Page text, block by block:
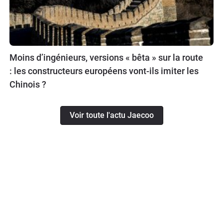
Moins d’ingénieurs, versions « bêta » sur la route
: les constructeurs européens vont-ils imiter les
Chinois ?
Voir toute l'actu Jaecoo